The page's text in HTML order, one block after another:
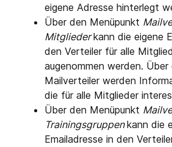
eigene Adresse hinterlegt
Über den Menüpunkt
Mitgliederkann die eigene
den Verteiler für alle
augenommen werden. Über
Mailverteiler werden
die für alle Mitglieder
Über den Menüpunkt
Trainingsgruppenkann die
Emailadresse in den